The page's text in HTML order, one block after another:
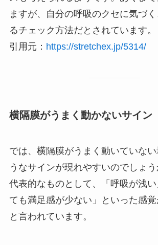
ますが、自分の呼吸のクセに気づ
るチェック方法だとされています。
引用元： https://stretchex.jp/5314/
横隔膜がうまく動かないサイン
では、横隔膜がうまく動いていな
うなサインが現れやすいのでしょう
代表的なものとして、「呼吸が浅
ても満足感が少ない」といった感
と言われています。